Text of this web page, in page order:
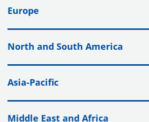
Europe
North and South America
Asia-Pacific
Middle East and Africa